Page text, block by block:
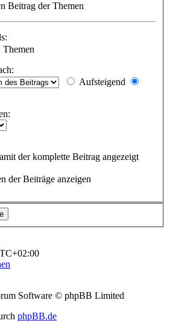
Beitrag der Themen
Themen
Aufsteigend
der komplette Beitrag angezeigt
der Beiträge anzeigen
Software © phpBB Limited
phpBB.de